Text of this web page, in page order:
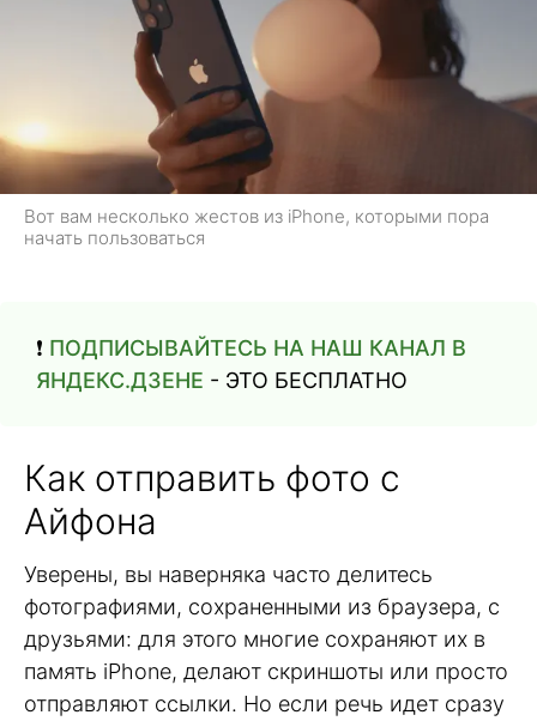
Вот вам несколько жестов из iPhone, которыми пора
начать пользоваться
❗️ ПОДПИСЫВАЙТЕСЬ НА НАШ КАНАЛ В
ЯНДЕКС.ДЗЕНЕ - ЭТО БЕСПЛАТНО
Как отправить фото с
Айфона
Уверены, вы наверняка часто делитесь
фотографиями, сохраненными из браузера, с
друзьями: для этого многие сохраняют их в
память iPhone, делают скриншоты или просто
отправляют ссылки. Но если речь идет сразу